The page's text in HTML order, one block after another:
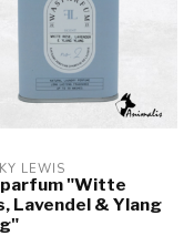
LEWIS
"Witte
Lavendel & Ylang